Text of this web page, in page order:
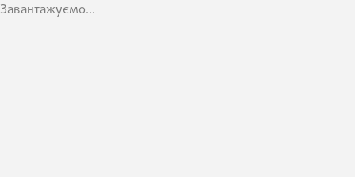
Завантажуємо...